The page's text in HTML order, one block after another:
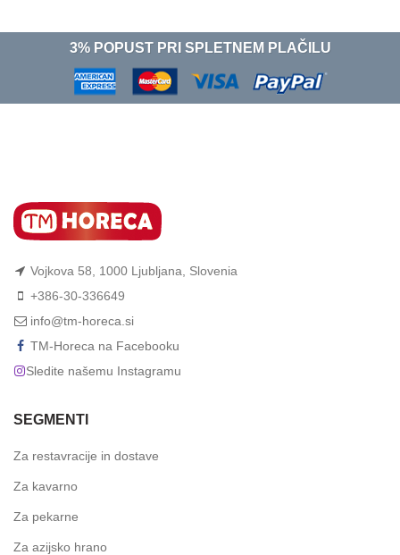
3% POPUST PRI SPLETNEM PLAČILU
Vojkova 58, 1000 Ljubljana, Slovenia
+386-30-336649
info@tm-horeca.si
TM-Horeca na Facebooku
Sledite našemu Instagramu
SEGMENTI
Za restavracije in dostave
Za kavarno
Za pekarne
Za azijsko hrano